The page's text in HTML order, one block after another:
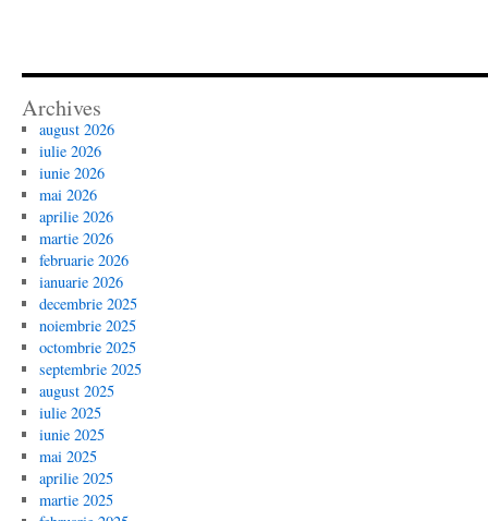
Archives
august 2026
iulie 2026
iunie 2026
mai 2026
aprilie 2026
martie 2026
februarie 2026
ianuarie 2026
decembrie 2025
noiembrie 2025
octombrie 2025
septembrie 2025
august 2025
iulie 2025
iunie 2025
mai 2025
aprilie 2025
martie 2025